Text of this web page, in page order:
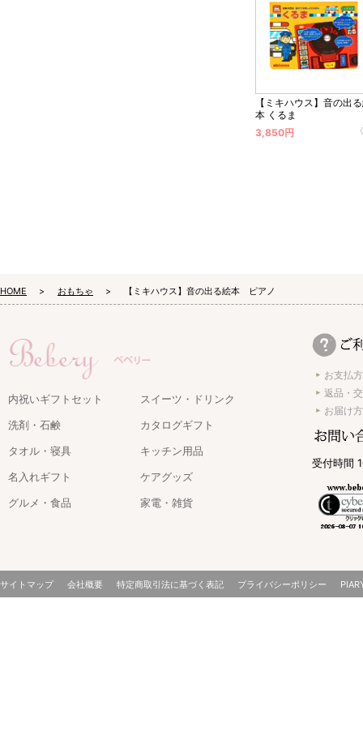
【ミキハウス】音の出
本 くるま
3,850円
HOME おもちゃ 【ミキハウス】音の出る絵本 ピアノ
内祝いギフトセット
スイーツ・ドリンク
洗剤・石鹸
カタログギフト
タオル・寝具
キッチン用品
名入れギフト
ケアグッズ
グルメ・食品
家電・雑貨
お支払
返品・
お届け
受付時間
サイトマップ 会社概要 特定商取引法に基づく表記 プライバシーポリシー